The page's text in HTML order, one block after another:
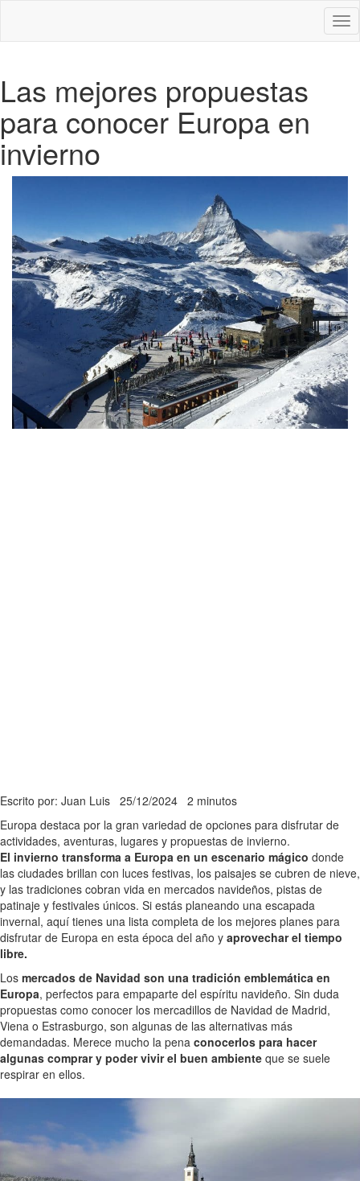
Las mejores propuestas
para conocer Europa en
invierno
Escrito por: Juan Luis 25/12/2024 2 minutos
Europa destaca por la gran variedad de opciones para disfrutar de
actividades, aventuras, lugares y propuestas de invierno.
El invierno transforma a Europa en un escenario mágico donde
las ciudades brillan con luces festivas, los paisajes se cubren de nieve,
y las tradiciones cobran vida en mercados navideños, pistas de
patinaje y festivales únicos. Si estás planeando una escapada
invernal, aquí tienes una lista completa de los mejores planes para
disfrutar de Europa en esta época del año y aprovechar el tiempo
libre.
Los mercados de Navidad son una tradición emblemática en
Europa, perfectos para empaparte del espíritu navideño. Sin duda
propuestas como conocer los mercadillos de Navidad de Madrid,
Viena o Estrasburgo, son algunas de las alternativas más
demandadas. Merece mucho la pena conocerlos para hacer
algunas comprar y poder vivir el buen ambiente que se suele
respirar en ellos.